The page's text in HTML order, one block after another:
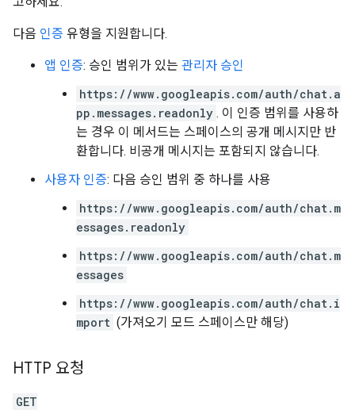
다음 인증 유형을 지원합니다.
앱 인증: 승인 범위가 있는 관리자 승인
https://www.googleapis.com/auth/chat.a
pp.messages.readonly . 이 인증 범위를 사용하
는 경우 이 메서드는 스페이스의 공개 메시지만 반
환합니다. 비공개 메시지는 포함되지 않습니다.
사용자 인증: 다음 승인 범위 중 하나를 사용
https://www.googleapis.com/auth/chat.m
essages.readonly
https://www.googleapis.com/auth/chat.m
essages
https://www.googleapis.com/auth/chat.i
mport (가져오기 모드 스페이스만 해당)
HTTP 요청
GET